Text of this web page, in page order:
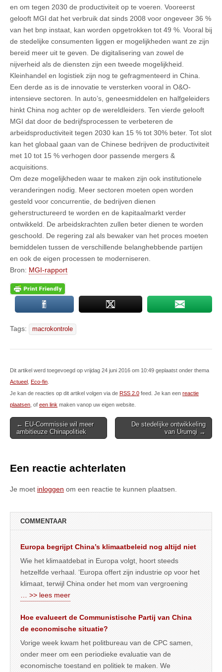
en om tegen 2030 de productiviteit op te voeren. Vooreerst
gelooft MGI dat het verbruik dat sinds 2008 voor ongeveer 36 %
van het bnp instaat, kan worden opgetrokken tot 49 %. Vooral bij
de stedelijke consumenten liggen er mogelijkheden want ze zijn
bereid meer uit te geven. De digitalisering van zowel de
nijverheid als de diensten zijn een tweede mogelijkheid.
Kleinhandel en logistiek zijn nog te gefragmenteerd in China.
Een derde as is de innovatie te versterken vooral in O&O-
intensieve sectoren. In auto’s, geneesmiddelen en halfgeleiders
hinkt China nog achter op de wereldleiders. Ten vierde gelooft
MGI dat door de bedrijfsprocessen te verbeteren de
arbeidsproductiviteit tegen 2030 kan 15 % tot 30% beter. Tot slot
kan het globaal gaan van de Chinese bedrijven de productiviteit
met 10 tot 15 % verhogen door passende mergers &
acquisitions.
Om deze mogelijkheden waar te maken zijn ook institutionele
veranderingen nodig. Meer sectoren moeten open worden
gesteld voor concurrentie, de bedrijven dienen
geherstructureerd te worden en de kapitaalmarkt verder
ontwikkeld. De arbeidskrachten zullen beter dienen te worden
geschoold. De regering zal als bewaker van het proces moeten
bemiddelen tussen de verschillende belanghebbende partijen
en ook de eigen processen te moderniseren.
Bron: MGI-rapport
Tags: macrokontrole
Dit artikel werd toegevoegd op vrijdag 24 juni 2016 om 10:49 geplaatst onder thema
Actueel
Eco-fin
Je kan de reacties op dit artikel volgen via de RSS 2.0 feed. Je kan een reactie
plaatsen , of een link maken vanop uw eigen website.
Post
navigation
← EU-Commissie wil meer
ambitieuze Chinapolitiek
De stedelijke ontwikkeling
van Urumqi →
Een reactie achterlaten
Je moet inloggen om een reactie te kunnen plaatsen.
COMMENTAAR
Europa begrijpt China’s klimaatbeleid nog altijd niet
Wie het klimaatdebat in Europa volgt, hoort steeds
hetzelfde verhaal. ‘Europa offert zijn industrie op voor het
klimaat, terwijl China onder het mom van vergroening
… >> lees meer
Hoe evalueert de Communistische Partij van China
de economische situatie?
Vorige week kwam het politbureau van de CPC samen,
onder meer om een periodieke evaluatie van de
economische toestand en politiek te maken. We